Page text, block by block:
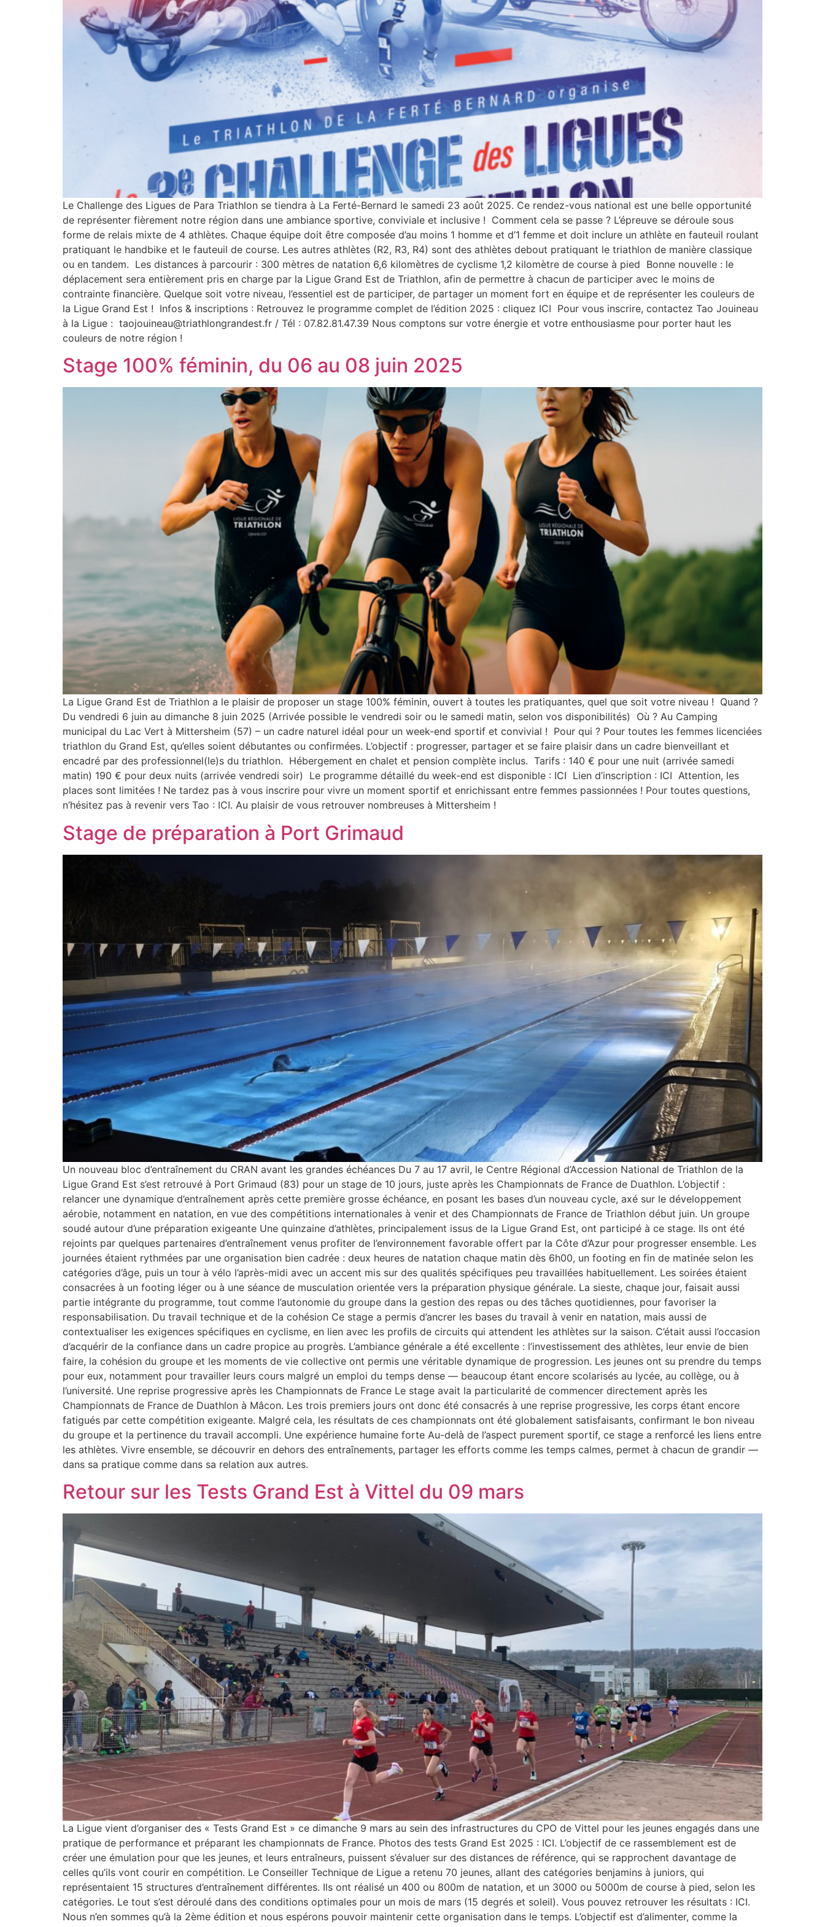
Le Challenge des Ligues de Para Triathlon se tiendra à La Ferté-Bernard le samedi 23 août 2025. Ce rendez-vous national est une belle opportunité
de représenter fièrement notre région dans une ambiance sportive, conviviale et inclusive ! Comment cela se passe ? L’épreuve se déroule sous
forme de relais mixte de 4 athlètes. Chaque équipe doit être composée d’au moins 1 homme et d’1 femme et doit inclure un athlète en fauteuil roulant
pratiquant le handbike et le fauteuil de course. Les autres athlètes (R2, R3, R4) sont des athlètes debout pratiquant le triathlon de manière classique
ou en tandem. Les distances à parcourir : 300 mètres de natation 6,6 kilomètres de cyclisme 1,2 kilomètre de course à pied Bonne nouvelle : le
déplacement sera entièrement pris en charge par la Ligue Grand Est de Triathlon, afin de permettre à chacun de participer avec le moins de
contrainte financière. Quelque soit votre niveau, l’essentiel est de participer, de partager un moment fort en équipe et de représenter les couleurs de
la Ligue Grand Est ! Infos & inscriptions : Retrouvez le programme complet de l’édition 2025 : cliquez ICI Pour vous inscrire, contactez Tao Jouineau
à la Ligue : taojouineau@triathlongrandest.fr / Tél : 07.82.81.47.39 Nous comptons sur votre énergie et votre enthousiasme pour porter haut les
couleurs de notre région !
Stage 100% féminin, du 06 au 08 juin 2025
La Ligue Grand Est de Triathlon a le plaisir de proposer un stage 100% féminin, ouvert à toutes les pratiquantes, quel que soit votre niveau ! Quand ?
Du vendredi 6 juin au dimanche 8 juin 2025 (Arrivée possible le vendredi soir ou le samedi matin, selon vos disponibilités) Où ? Au Camping
municipal du Lac Vert à Mittersheim (57) – un cadre naturel idéal pour un week-end sportif et convivial ! Pour qui ? Pour toutes les femmes licenciées
triathlon du Grand Est, qu’elles soient débutantes ou confirmées. L’objectif : progresser, partager et se faire plaisir dans un cadre bienveillant et
encadré par des professionnel(le)s du triathlon. Hébergement en chalet et pension complète inclus. Tarifs : 140 € pour une nuit (arrivée samedi
matin) 190 € pour deux nuits (arrivée vendredi soir) Le programme détaillé du week-end est disponible : ICI Lien d’inscription : ICI Attention, les
places sont limitées ! Ne tardez pas à vous inscrire pour vivre un moment sportif et enrichissant entre femmes passionnées ! Pour toutes questions,
n’hésitez pas à revenir vers Tao : ICI. Au plaisir de vous retrouver nombreuses à Mittersheim !
Stage de préparation à Port Grimaud
Un nouveau bloc d’entraînement du CRAN avant les grandes échéances Du 7 au 17 avril, le Centre Régional d’Accession National de Triathlon de la
Ligue Grand Est s’est retrouvé à Port Grimaud (83) pour un stage de 10 jours, juste après les Championnats de France de Duathlon. L’objectif :
relancer une dynamique d’entraînement après cette première grosse échéance, en posant les bases d’un nouveau cycle, axé sur le développement
aérobie, notamment en natation, en vue des compétitions internationales à venir et des Championnats de France de Triathlon début juin. Un groupe
soudé autour d’une préparation exigeante Une quinzaine d’athlètes, principalement issus de la Ligue Grand Est, ont participé à ce stage. Ils ont été
rejoints par quelques partenaires d’entraînement venus profiter de l’environnement favorable offert par la Côte d’Azur pour progresser ensemble. Les
journées étaient rythmées par une organisation bien cadrée : deux heures de natation chaque matin dès 6h00, un footing en fin de matinée selon les
catégories d’âge, puis un tour à vélo l’après-midi avec un accent mis sur des qualités spécifiques peu travaillées habituellement. Les soirées étaient
consacrées à un footing léger ou à une séance de musculation orientée vers la préparation physique générale. La sieste, chaque jour, faisait aussi
partie intégrante du programme, tout comme l’autonomie du groupe dans la gestion des repas ou des tâches quotidiennes, pour favoriser la
responsabilisation. Du travail technique et de la cohésion Ce stage a permis d’ancrer les bases du travail à venir en natation, mais aussi de
contextualiser les exigences spécifiques en cyclisme, en lien avec les profils de circuits qui attendent les athlètes sur la saison. C’était aussi l’occasion
d’acquérir de la confiance dans un cadre propice au progrès. L’ambiance générale a été excellente : l’investissement des athlètes, leur envie de bien
faire, la cohésion du groupe et les moments de vie collective ont permis une véritable dynamique de progression. Les jeunes ont su prendre du temps
pour eux, notamment pour travailler leurs cours malgré un emploi du temps dense — beaucoup étant encore scolarisés au lycée, au collège, ou à
l’université. Une reprise progressive après les Championnats de France Le stage avait la particularité de commencer directement après les
Championnats de France de Duathlon à Mâcon. Les trois premiers jours ont donc été consacrés à une reprise progressive, les corps étant encore
fatigués par cette compétition exigeante. Malgré cela, les résultats de ces championnats ont été globalement satisfaisants, confirmant le bon niveau
du groupe et la pertinence du travail accompli. Une expérience humaine forte Au-delà de l’aspect purement sportif, ce stage a renforcé les liens entre
les athlètes. Vivre ensemble, se découvrir en dehors des entraînements, partager les efforts comme les temps calmes, permet à chacun de grandir —
dans sa pratique comme dans sa relation aux autres.
Retour sur les Tests Grand Est à Vittel du 09 mars
La Ligue vient d’organiser des « Tests Grand Est » ce dimanche 9 mars au sein des infrastructures du CPO de Vittel pour les jeunes engagés dans une
pratique de performance et préparant les championnats de France. Photos des tests Grand Est 2025 : ICI. L’objectif de ce rassemblement est de
créer une émulation pour que les jeunes, et leurs entraîneurs, puissent s’évaluer sur des distances de référence, qui se rapprochent davantage de
celles qu’ils vont courir en compétition. Le Conseiller Technique de Ligue a retenu 70 jeunes, allant des catégories benjamins à juniors, qui
représentaient 15 structures d’entraînement différentes. Ils ont réalisé un 400 ou 800m de natation, et un 3000 ou 5000m de course à pied, selon les
catégories. Le tout s’est déroulé dans des conditions optimales pour un mois de mars (15 degrés et soleil). Vous pouvez retrouver les résultats : ICI.
Nous n’en sommes qu’à la 2ème édition et nous espérons pouvoir maintenir cette organisation dans le temps. L’objectif est d’alimenter, comme la